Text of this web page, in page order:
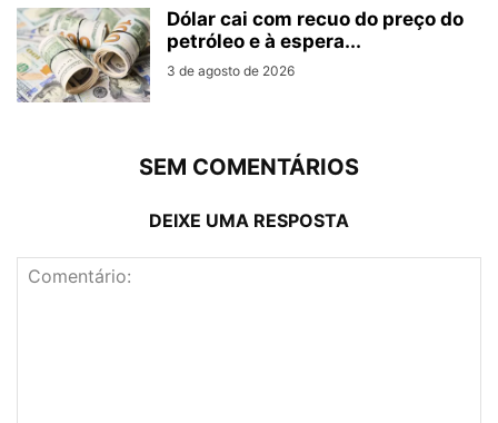
Dólar cai com recuo do preço do
petróleo e à espera...
3 de agosto de 2026
SEM COMENTÁRIOS
DEIXE UMA RESPOSTA